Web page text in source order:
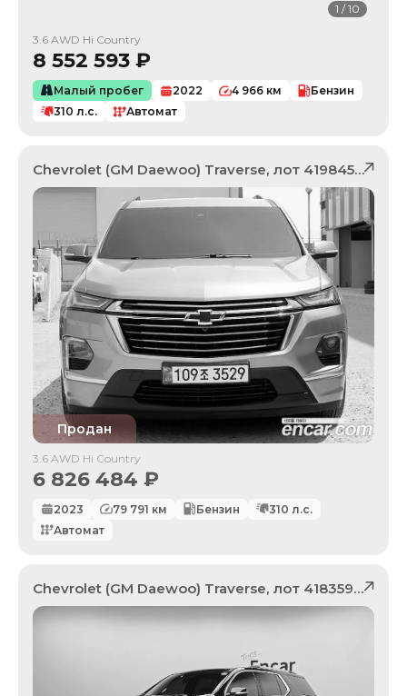
1 /10
3.6 AWD Hi Country
8 552 593 ₽
Малый пробег 2022 4 966 км
Бензин
310 л.с. Автомат
Chevrolet (GM Daewoo) Traverse, лот 41984522
Продан
3.6 AWD Hi Country
6 826 484 ₽
2023 79 791 км Бензин 310 л.с.
Автомат
Chevrolet (GM Daewoo) Traverse, лот 41835992